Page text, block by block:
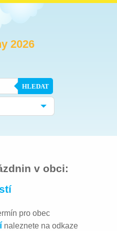
2026
HLEDAT
v obci:
pro obec
naleznete na odkaze